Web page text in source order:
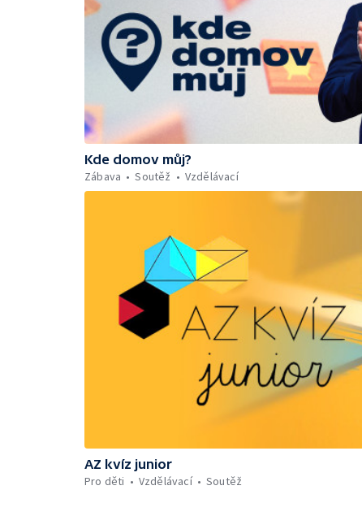
Kde domov můj?
Zábava
Soutěž Vzdělávací
AZ kvíz junior
Pro děti
Vzdělávací Soutěž